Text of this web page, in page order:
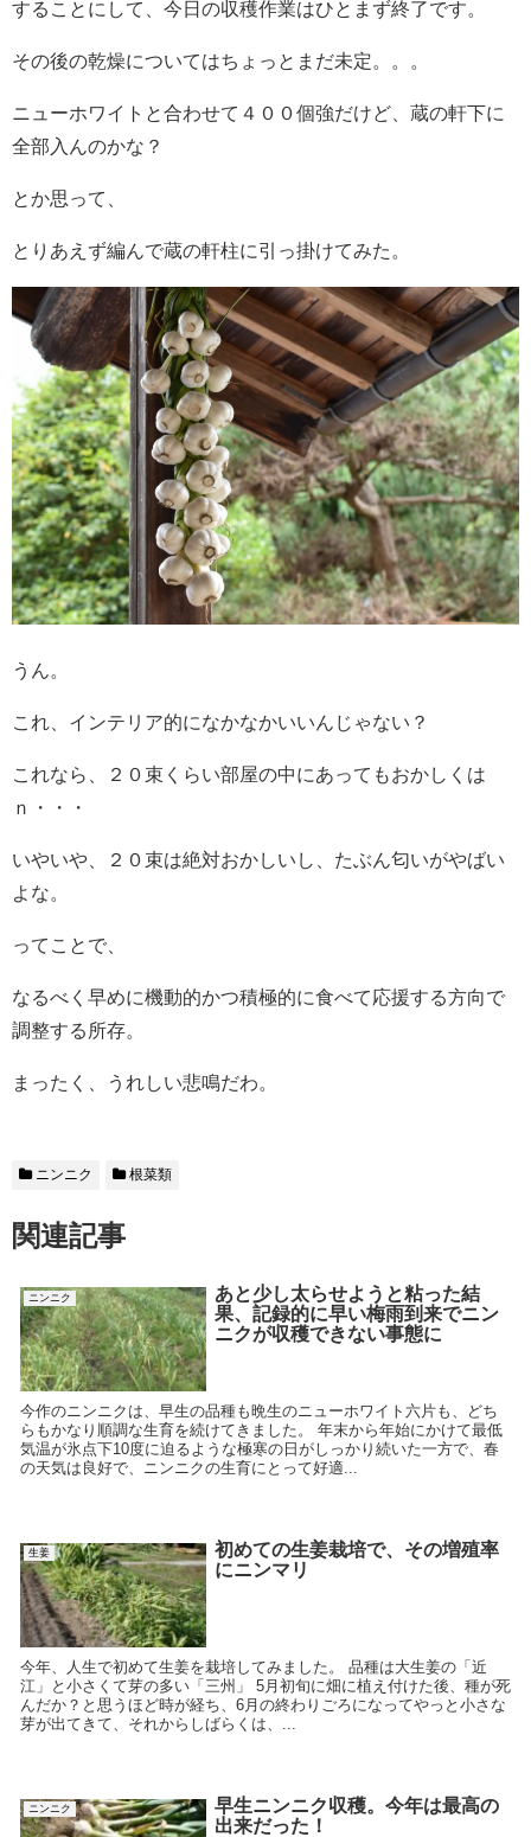
することにして、今日の収穫作業はひとまず終了です。
その後の乾燥についてはちょっとまだ未定。。。
ニューホワイトと合わせて４００個強だけど、蔵の軒下に
全部入んのかな？
とか思って、
とりあえず編んで蔵の軒柱に引っ掛けてみた。
うん。
これ、インテリア的になかなかいいんじゃない？
これなら、２０束くらい部屋の中にあってもおかしくは
ｎ・・・
いやいや、２０束は絶対おかしいし、たぶん匂いがやばい
よな。
ってことで、
なるべく早めに機動的かつ積極的に食べて応援する方向で
調整する所存。
まったく、うれしい悲鳴だわ。
ニンニク 根菜類
関連記事
ニンニク
あと少し太らせようと粘った結
果、記録的に早い梅雨到来でニン
ニクが収穫できない事態に
今作のニンニクは、早生の品種も晩生のニューホワイト六片も、どち
らもかなり順調な生育を続けてきました。 年末から年始にかけて最低
気温が氷点下10度に迫るような極寒の日がしっかり続いた一方で、春
の天気は良好で、ニンニクの生育にとって好適...
生姜
初めての生姜栽培で、その増殖率
にニンマリ
今年、人生で初めて生姜を栽培してみました。 品種は大生姜の「近
江」と小さくて芽の多い「三州」 5月初旬に畑に植え付けた後、種が死
んだか？と思うほど時が経ち、6月の終わりごろになってやっと小さな
芽が出てきて、それからしばらくは、...
ニンニク
早生ニンニク収穫。今年は最高の
出来だった！